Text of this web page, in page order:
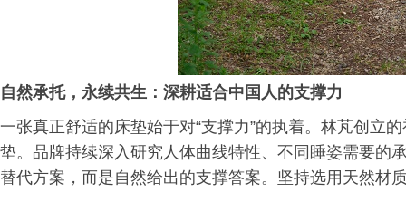
自然承托，永续共生：深耕适合中国人的支撑力
一张真正舒适的床垫始于对“支撑力”的执着。林芃创立
垫。品牌持续深入研究人体曲线特性、不同睡姿需要的
替代方案，而是自然给出的支撑答案。坚持选用天然材